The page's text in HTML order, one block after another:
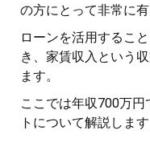
の方にとって非常に有
ローンを活用するこ
き、家賃収入という
ます。
ここでは年収700万
トについて解説します